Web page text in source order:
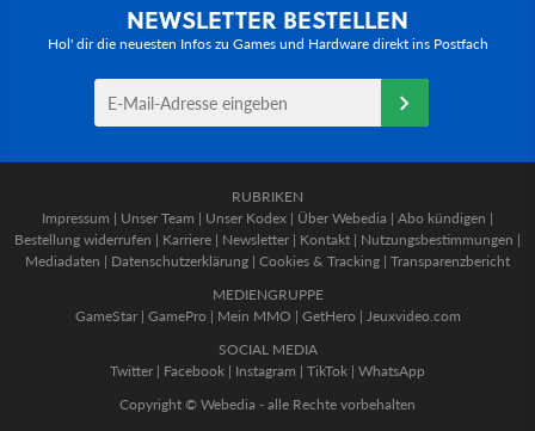
NEWSLETTER BESTELLEN
Hol' dir die neuesten Infos zu Games und Hardware direkt ins Postfach
RUBRIKEN
Impressum | Unser Team | Unser Kodex | Über Webedia | Abo kündigen |
Bestellung widerrufen | Karriere | Newsletter | Kontakt | Nutzungsbestimmungen |
Mediadaten | Datenschutzerklärung | Cookies & Tracking | Transparenzbericht
MEDIENGRUPPE
GameStar| GamePro | Mein MMO | GetHero | Jeuxvideo.com
SOCIAL MEDIA
Twitter | Facebook | Instagram | TikTok | WhatsApp
Copyright © Webedia - alle Rechte vorbehalten